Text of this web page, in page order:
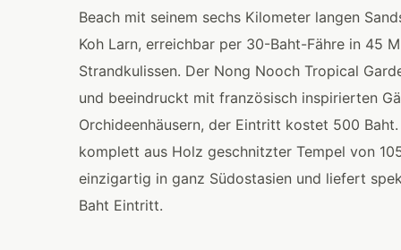
Beach mit seinem sechs Kilometer langen
Koh Larn, erreichbar per 30-Baht-Fähre in 45
Strandkulissen. Der Nong Nooch Tropical
und beeindruckt mit französisch inspirierten
Orchideenhäusern, der Eintritt kostet 500
komplett aus Holz geschnitzter Tempel von
einzigartig in ganz Südostasien und liefert
Baht Eintritt.